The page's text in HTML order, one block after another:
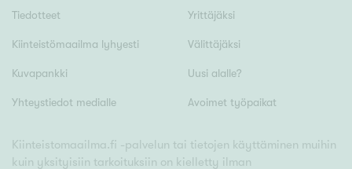
Tiedotteet
Kiinteistömaailma lyhyesti
Kuvapankki
Yhteystiedot medialle
Yrittäjäksi
Välittäjäksi
Uusi alalle?
Avoimet työpaikat
Kiinteistomaailma.fi -palvelun tai tietojen käyttäminen muihin
kuin yksityisiin tarkoituksiin on kielletty ilman